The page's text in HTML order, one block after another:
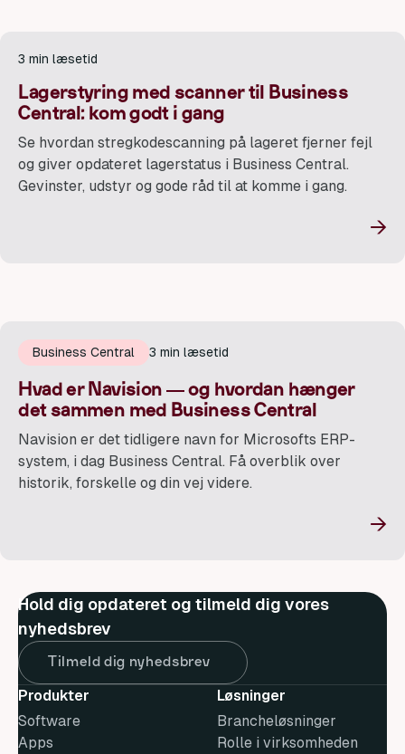
3 min læsetid
Lagerstyring med scanner til Business
Central: kom godt i gang
Se hvordan stregkodescanning på lageret fjerner fejl
og giver opdateret lagerstatus i Business Central.
Gevinster, udstyr og gode råd til at komme i gang.
→
Business Central 3 min læsetid
Hvad er Navision — og hvordan hænger
det sammen med Business Central
Navision er det tidligere navn for Microsofts ERP-
system, i dag Business Central. Få overblik over
historik, forskelle og din vej videre.
→
Hold dig opdateret og tilmeld dig vores
nyhedsbrev
Tilmeld dig nyhedsbrev
Produkter
Software
Apps
Løsninger
Brancheløsninger
Rolle i virksomheden